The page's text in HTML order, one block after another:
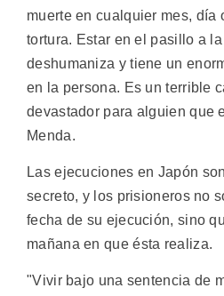
muerte en cualquier mes, día
tortura. Estar en el pasillo a
deshumaniza y tiene un
en la persona. Es un terrible
devastador para alguien que
Menda.
Las ejecuciones en Japón
secreto, y los prisioneros no
fecha de su ejecución, sino
mañana en que ésta realiza.
"Vivir bajo una sentencia de